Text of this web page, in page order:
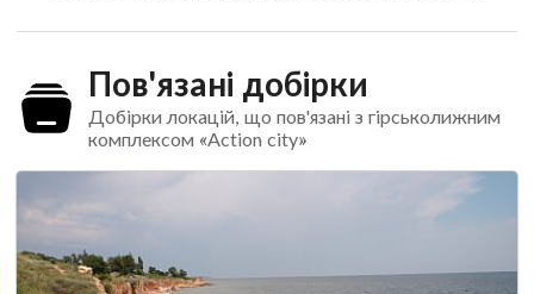
Пов'язані добірки
Добірки локацій, що пов'язані з гірськолижним
комплексом «Action city»